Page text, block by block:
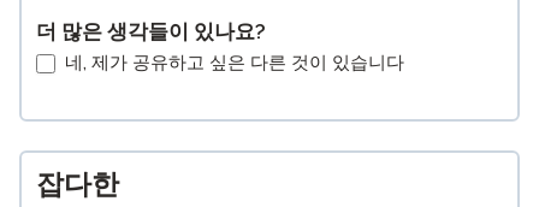
더 많은 생각들이 있나요?
네, 제가 공유하고 싶은 다른 것이 있습니다
잡다한